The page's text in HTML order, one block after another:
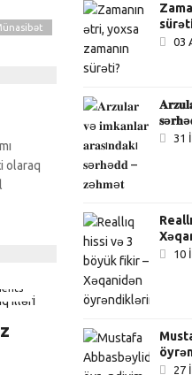
olaraq
03
31
10
27